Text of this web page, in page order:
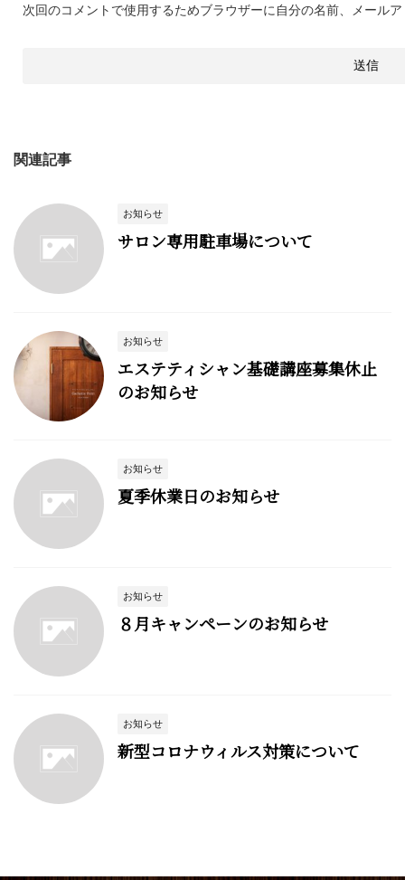
次回のコメントで使用するためブラウザーに自分の名前、メール
関連記事
お知らせ
サロン専用駐車場について
お知らせ
エステティシャン基礎講座募集休止
のお知らせ
お知らせ
夏季休業日のお知らせ
お知らせ
８月キャンペーンのお知らせ
お知らせ
新型コロナウィルス対策について